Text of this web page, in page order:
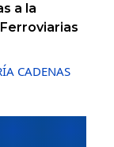
a la
CADENAS